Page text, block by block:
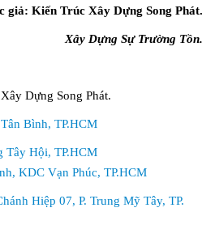
giả: Kiến Trúc Xây Dựng Song Phát.
Xây Dựng Sự Trường Tồn.
Dựng Song Phát.
Bình, TP.HCM
Tây Hội, TP.HCM
KDC Vạn Phúc, TP.HCM
Hiệp 07, P. Trung Mỹ Tây, TP.